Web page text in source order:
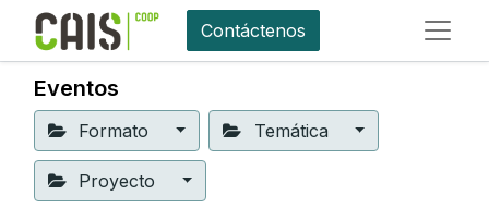
Contáctenos
Eventos
Formato Temática
Proyecto